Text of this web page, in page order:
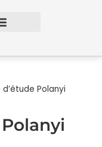
Polanyi